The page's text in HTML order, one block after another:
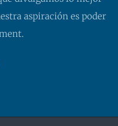
aspiración es poder